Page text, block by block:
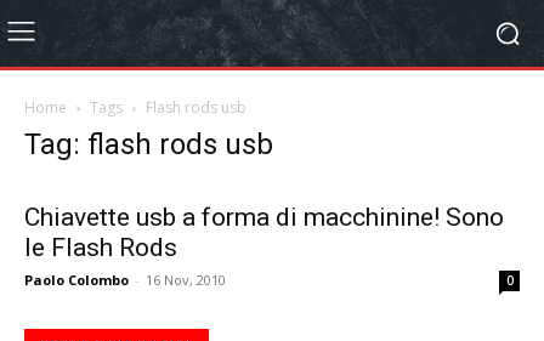
Home Tags Flash rods usb
Tag: flash rods usb
Chiavette usb a forma di macchinine! Sono
le Flash Rods
Paolo Colombo - 16 Nov, 2010 0